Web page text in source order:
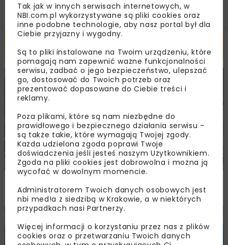
BUDOWNICTWO DROGI
kruszyw poprzez połączenie z Tribag
Tak jak w innych serwisach internetowych, w
NBI.com.pl wykorzystywane są pliki cookies oraz
inne podobne technologie, aby nasz portal był dla
Ciebie przyjazny i wygodny.
Są to pliki instalowane na Twoim urządzeniu, które
pomagają nam zapewnić ważne funkcjonalności
serwisu, zadbać o jego bezpieczeństwo, ulepszać
go, dostosować do Twoich potrzeb oraz
prezentować dopasowane do Ciebie treści i
reklamy.
Poza plikami, które są nam niezbędne do
prawidłowego i bezpiecznego działania serwisu –
są także takie, które wymagają Twojej zgody.
Każda udzielona zgoda poprawi Twoje
doświadczenia jeśli jesteś naszym Użytkownikiem.
Zgoda na pliki cookies jest dobrowolna i można ją
wycofać w dowolnym momencie.
Administratorem Twoich danych osobowych jest
nbi med!a z siedzibą w Krakowie, a w niektórych
przypadkach nasi Partnerzy.
Więcej informacji o korzystaniu przez nas z plików
cookies oraz o przetwarzaniu Twoich danych